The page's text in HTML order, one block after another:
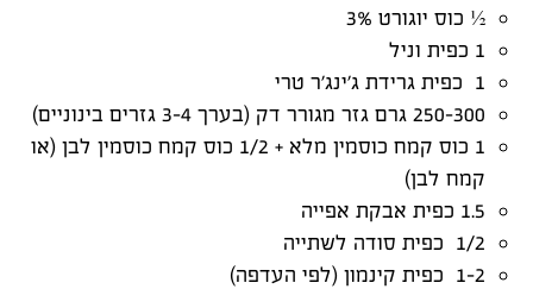
½ כוס יוגורט 3%
1 כפית וניל
1 כפית גרידת ג’ינג’ר טרי
250-300 גרם גזר מגורר דק (בערך 3-4 גזרים בינוניים)
1 כוס קמח כוסמין מלא + 1/2 כוס קמח כוסמין לבן (או
קמח לבן)
1.5 כפית אבקת אפייה
1/2 כפית סודה לשתייה
1-2 כפית קינמון (לפי העדפה)